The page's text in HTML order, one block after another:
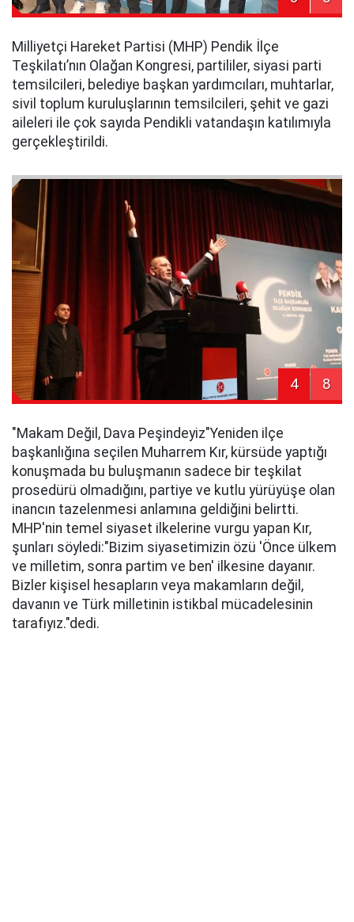
Milliyetçi Hareket Partisi (MHP) Pendik İlçe
Teşkilatı’nın Olağan Kongresi, partililer, siyasi parti
temsilcileri, belediye başkan yardımcıları, muhtarlar,
sivil toplum kuruluşlarının temsilcileri, şehit ve gazi
aileleri ile çok sayıda Pendikli vatandaşın katılımıyla
gerçekleştirildi.
4 8
​"Makam Değil, Dava Peşindeyiz"​Yeniden ilçe
başkanlığına seçilen Muharrem Kır, kürsüde yaptığı
konuşmada bu buluşmanın sadece bir teşkilat
prosedürü olmadığını, partiye ve kutlu yürüyüşe olan
inancın tazelenmesi anlamına geldiğini belirtti.
MHP'nin temel siyaset ilkelerine vurgu yapan Kır,
şunları söyledi:​"Bizim siyasetimizin özü 'Önce ülkem
ve milletim, sonra partim ve ben' ilkesine dayanır.
Bizler kişisel hesapların veya makamların değil,
davanın ve Türk milletinin istikbal mücadelesinin
tarafıyız."dedi.